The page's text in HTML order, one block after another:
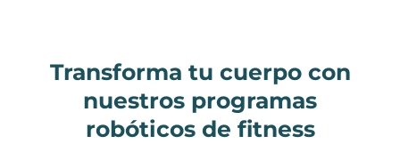
Transforma tu cuerpo con
nuestros programas
robóticos de fitness